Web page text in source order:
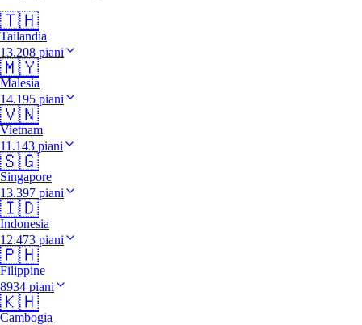
🇹🇭
Tailandia
13.208 piani
🇲🇾
Malesia
14.195 piani
🇻🇳
Vietnam
11.143 piani
🇸🇬
Singapore
13.397 piani
🇮🇩
Indonesia
12.473 piani
🇵🇭
Filippine
8934 piani
🇰🇭
Cambogia